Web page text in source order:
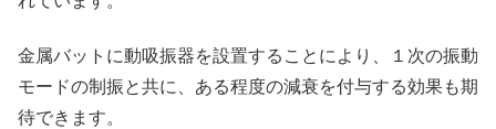
金属バットに動吸振器を設置することにより、１次の振動
モードの制振と共に、ある程度の減衰を付与する効果も期
待できます。